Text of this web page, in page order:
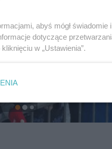
abyś mógł
dotyczące
w „Ustawienia”.